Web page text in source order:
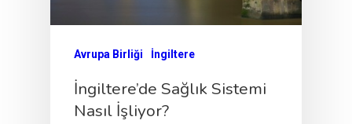
Avrupa Birliği İngiltere
İngiltere’de Sağlık Sistemi
Nasıl İşliyor?